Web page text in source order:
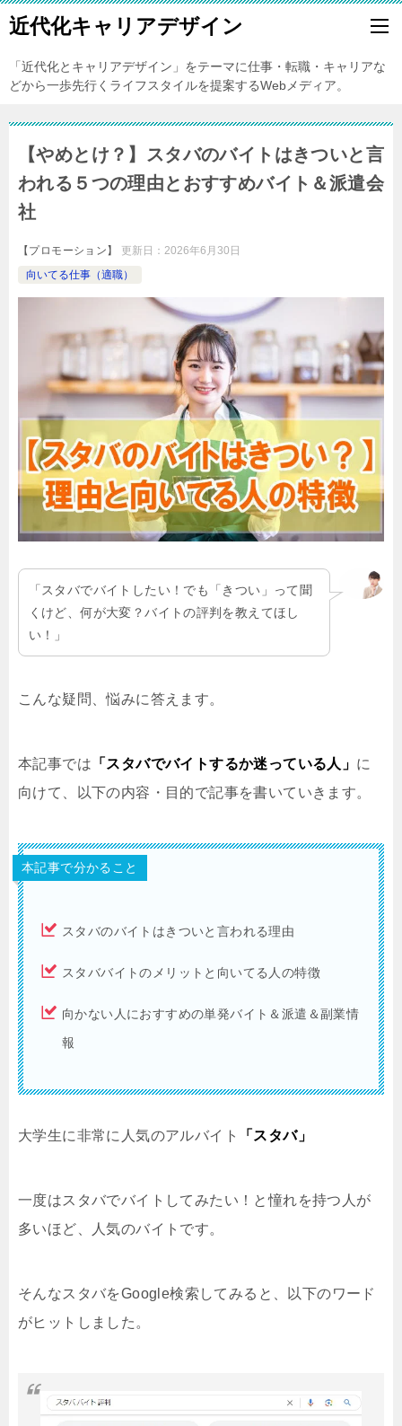
近代化キャリアデザイン
「近代化とキャリアデザイン」をテーマに仕事・転職・キャリアな
どから一歩先行くライフスタイルを提案するWebメディア。
【やめとけ？】スタバのバイトはきついと言
われる５つの理由とおすすめバイト＆派遣会
社
【プロモーション】 更新日：2026年6月30日
向いてる仕事（適職）
「スタバでバイトしたい！でも「きつい」って聞
くけど、何が大変？バイトの評判を教えてほし
い！」
こんな疑問、悩みに答えます。
本記事では 「スタバでバイトするか迷っている人」 に
向けて、以下の内容・目的で記事を書いていきます。
本記事で分かること
スタバのバイトはきついと言われる理由
スタババイトのメリットと向いてる人の特徴
向かない人におすすめの単発バイト＆派遣＆副業情
報
大学生に非常に人気のアルバイト 「スタバ」
一度はスタバでバイトしてみたい！と憧れを持つ人が
多いほど、人気のバイトです。
そんなスタバをGoogle検索してみると、以下のワード
がヒットしました。